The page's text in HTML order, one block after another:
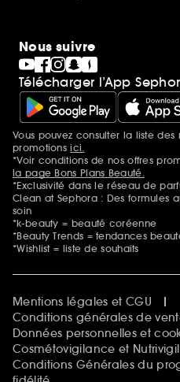
Nous suivre
Télécharger l’App
Mentions additionnelles
Vous pouvez consulter la liste
promotionsici.
*Voir conditions de nos offres
la page Bons Plans Beauté.
*Exclusivité dans le réseau de
Clean at Sephora : Des formules
soin
*k-beauty = beauté coréenne
*Beauty Trends = tendances
*Wishlist = liste de souhaits
Mentions légales et CGU
Conditions générales de
Données personnelles et
Cosmétovigilance et
Conditions Générales du